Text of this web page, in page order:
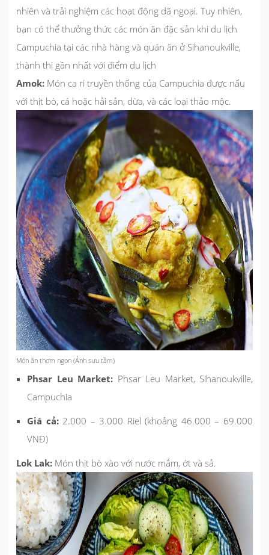
nhiên và trải nghiệm các hoạt động dã ngoại. Tuy nhiên,
bạn có thể thưởng thức các món ăn đặc sản khi du lịch
Campuchia tại các nhà hàng và quán ăn ở Sihanoukville,
thành thị gần nhất với điểm du lịch
Amok: Món ca ri truyền thống của Campuchia được nấu
với thịt bò, cá hoặc hải sản, dừa, và các loại thảo mộc.
Món ăn thơm ngon (Ảnh sưu tầm)
Phsar Leu Market: Phsar Leu Market, Sihanoukville,
Campuchia
Giá cả: 2.000 – 3.000 Riel (khoảng 46.000 – 69.000
VNĐ)
Lok Lak: Món thịt bò xào với nước mắm, ớt và sả.